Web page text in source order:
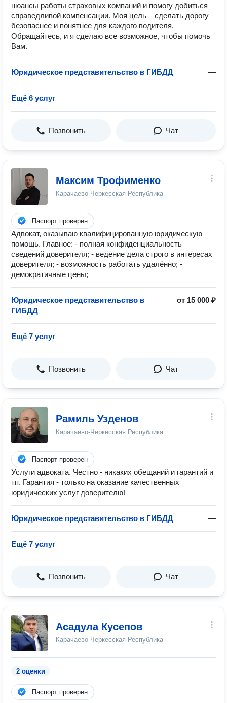
нюансы работы страховых компаний и помогу добиться
справедливой компенсации. Моя цель – сделать дорогу
безопаснее и понятнее для каждого водителя.
Обращайтесь, и я сделаю все возможное, чтобы помочь
Вам.
Юридическое представительство в ГИБДД —
Ещё 6 услуг
Позвонить Чат
Максим Трофименко
Карачаево-Черкесская Республика
Паспорт проверен
Адвокат, оказываю квалифицированную юридическую
помощь. Главное: - полная конфиденциальность
сведений доверителя; - ведение дела строго в интересах
доверителя; - возможность работать удалённо; -
демократичные цены;
Юридическое представительство в
ГИБДД
от 15 000 ₽
Ещё 7 услуг
Позвонить Чат
Рамиль Узденов
Карачаево-Черкесская Республика
Паспорт проверен
Услуги адвоката. Честно - никаких обещаний и гарантий и
тп. Гарантия - только на оказание качественных
юридических услуг доверителю!
Юридическое представительство в ГИБДД —
Ещё 7 услуг
Позвонить Чат
Асадула Кусепов
Карачаево-Черкесская Республика
2 оценки
Паспорт проверен